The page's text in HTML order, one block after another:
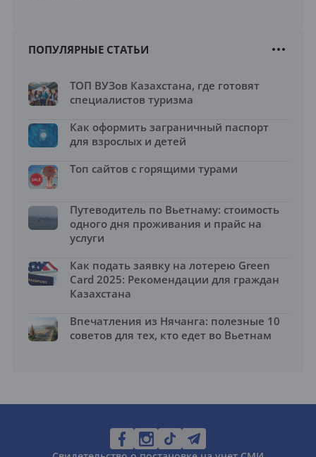
ПОПУЛЯРНЫЕ СТАТЬИ
ТОП ВУЗов Казахстана, где готовят
специалистов туризма
Как оформить заграничный паспорт
для взрослых и детей
Топ сайтов с горящими турами
Путеводитель по Вьетнаму: стоимость
одного дня проживания и прайс на
услуги
Как подать заявку на лотерею Green
Card 2025: Рекомендации для граждан
Казахстана
Впечатления из Нячанга: полезные 10
советов для тех, кто едет во Вьетнам